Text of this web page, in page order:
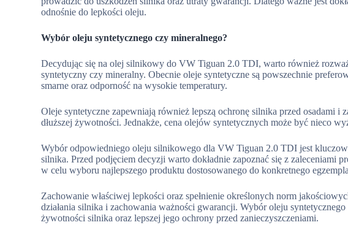
odnośnie do lepkości oleju.
Wybór oleju syntetycznego czy mineralnego?
Decydując się na olej silnikowy do VW Tiguan 2.0 TDI, warto również
syntetyczny czy mineralny. Obecnie oleje syntetyczne są powszechnie
smarne oraz odporność na wysokie temperatury.
Oleje syntetyczne zapewniają również lepszą ochronę silnika przed osadami i
dłuższej żywotności. Jednakże, cena olejów syntetycznych może być nieco
Wybór odpowiedniego oleju silnikowego dla VW Tiguan 2.0 TDI jest
silnika. Przed podjęciem decyzji warto dokładnie zapoznać się z zaleceniami
w celu wyboru najlepszego produktu dostosowanego do konkretnego
Zachowanie właściwej lepkości oraz spełnienie określonych norm
działania silnika i zachowania ważności gwarancji. Wybór oleju
żywotności silnika oraz lepszej jego ochrony przed zanieczyszczeniami.